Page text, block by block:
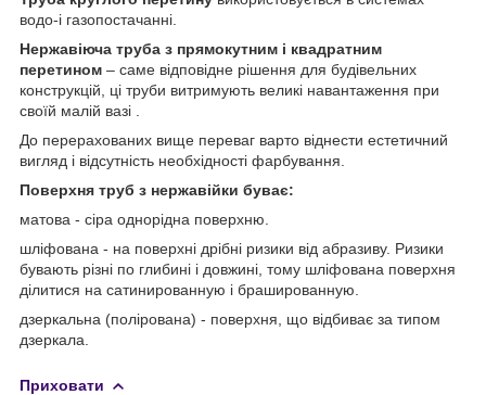
водо-і газопостачанні.
Нержавіюча труба з прямокутним і квадратним
перетином – саме відповідне рішення для будівельних
конструкцій, ці труби витримують великі навантаження при
своїй малій вазі .
До перерахованих вище переваг варто віднести естетичний
вигляд і відсутність необхідності фарбування.
Поверхня труб з нержавійки буває:
матова - сіра однорідна поверхню.
шліфована - на поверхні дрібні ризики від абразиву. Ризики
бувають різні по глибині і довжині, тому шліфована поверхня
ділитися на сатинированную і брашированную.
дзеркальна (полірована) - поверхня, що відбиває за типом
дзеркала.
Приховати